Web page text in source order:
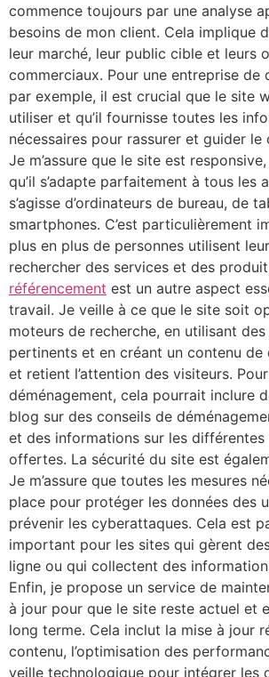
commence toujours par une analyse
besoins de mon client. Cela implique
leur marché, leur public cible et leurs
commerciaux. Pour une entreprise de
par exemple, il est crucial que le site
utiliser et qu’il fournisse toutes les
nécessaires pour rassurer et guider
Je m’assure que le site est
qu’il s’adapte parfaitement à tous les
s’agisse d’ordinateurs de bureau, de
smartphones. C’est particulièrement
plus en plus de personnes utilisent
rechercher des services et des
référencement est un autre aspect
travail. Je veille à ce que le site soit
moteurs de recherche, en utilisant
pertinents et en créant un contenu
et retient l’attention des visiteurs.
déménagement, cela pourrait inclure
blog sur des conseils de
et des informations sur les
offertes. La sécurité du site est
Je m’assure que toutes les mesures
place pour protéger les données des
prévenir les cyberattaques. Cela est
important pour les sites qui gèrent
ligne ou qui collectent des
Enfin, je propose un service de
à jour pour que le site reste actuel et
long terme. Cela inclut la mise à jour
contenu, l’optimisation des
veille technologique pour intégrer les